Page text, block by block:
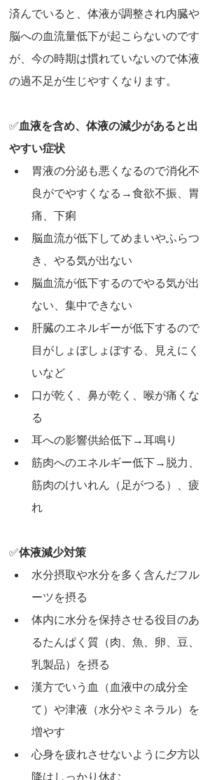
済んでいると、体液が調整され内臓や
脳への血流量低下が起こらないのです
が、今の時期は慣れていないので体液
の過不足が生じやすくなります。
✅血液を含め、体液の減少があると出
やすい症状
胃液の分泌も悪くなるので消化不
良がでやすくなる→食欲不振、胃
痛、下痢
脳血流が低下してめまいやふらつ
き、やる気が出ない
脳血流が低下するのでやる気が出
ない、集中できない
肝臓のエネルギーが低下するので
目がしょぼしょぼする、見えにく
いなど
口が乾く、鼻が乾く、喉が痛くな
る
耳への影響供給低下→耳鳴り
筋肉へのエネルギー低下→脱力、
筋肉のけいれん（足がつる）、疲
れ
✅体液減少対策
水分摂取や水分を多く含んだフル
ーツを摂る
体内に水分を保持させる役目のあ
るたんぱく質（肉、魚、卵、豆、
乳製品）を摂る
漢方でいう血（血液中の成分全
て）や津液（水分やミネラル）を
増やす
心身を疲れさせないように夕方以